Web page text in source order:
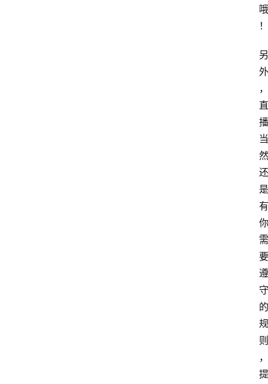
哦
！
另
外
，
直
播
当
然
还
是
有
你
需
要
遵
守
的
规
则
，
提